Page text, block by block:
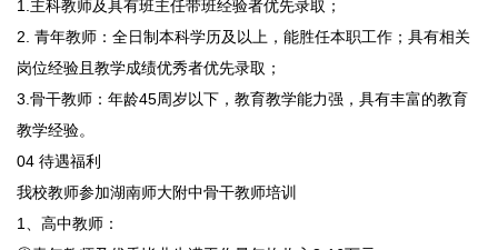
1.主科教师及具有班主任带班经验者优先录取；
2. 青年教师：全日制本科学历及以上，能胜任本职工作；具有相关
岗位经验且教学成绩优秀者优先录取；
3.骨干教师：年龄45周岁以下，教育教学能力强，具有丰富的教育
教学经验。
04 待遇福利
我校教师参加湖南师大附中骨干教师培训
1、高中教师：